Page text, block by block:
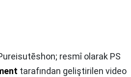
resmî olarak PS
tarafından geliştirilen video